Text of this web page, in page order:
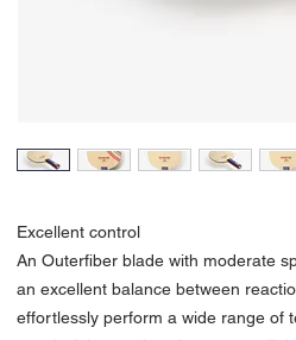
Excellent control
An Outerfiber blade with moderate
an excellent balance between
effortlessly perform a wide range of